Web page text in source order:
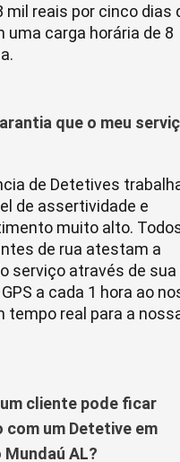
mil reais por cinco dias
uma carga horária de 8
que o meu
de Detetives
de assertividade e
muito alto.
de rua atestam a
serviço através de sua
a cada 1 hora ao
tempo real para a
cliente pode ficar
um Detetive em
AL?